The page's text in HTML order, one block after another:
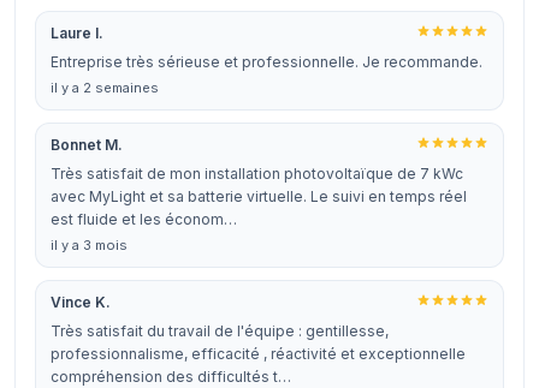
Laure I.
Entreprise très sérieuse et professionnelle. Je recommande.
il y a 2 semaines
Bonnet M.
Très satisfait de mon installation photovoltaïque de 7 kWc
avec MyLight et sa batterie virtuelle. Le suivi en temps réel
est fluide et les économ…
il y a 3 mois
Vince K.
Très satisfait du travail de l'équipe : gentillesse,
professionnalisme, efficacité , réactivité et exceptionnelle
compréhension des difficultés t…